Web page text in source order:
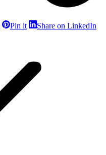
SharePin itShareShare on LinkedIn